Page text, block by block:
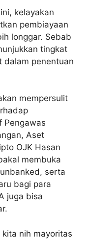
kelayakan
pembiayaan
longgar. Sebab
tingkat
dalam penentuan
mempersulit
Pengawas
Aset
OJK Hasan
membuka
serta
bagi para
juga bisa
kita nih mayoritas